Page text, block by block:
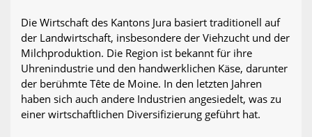
Die Wirtschaft des Kantons Jura basiert traditionell auf
der Landwirtschaft, insbesondere der Viehzucht und der
Milchproduktion. Die Region ist bekannt für ihre
Uhrenindustrie und den handwerklichen Käse, darunter
der berühmte Tête de Moine. In den letzten Jahren
haben sich auch andere Industrien angesiedelt, was zu
einer wirtschaftlichen Diversifizierung geführt hat.